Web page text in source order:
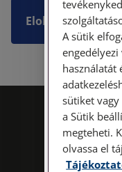
Elolvasom
Személyes
történő
szerdai
Címünk:
30/A. 8.
útmutatónk
menüpont
Az
működés
A sütik
használatát
sütiket
a Sütik
megteheti.
olvassa el